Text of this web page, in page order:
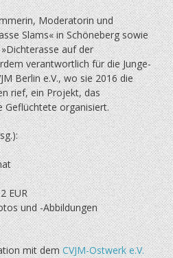
Moderatorin und
Slams« in Schöneberg sowie
auf der
verantwortlich für die Junge-
Berlin e.V., wo sie 2016 die
rief, ein Projekt, das
Geflüchtete organisiert.
EUR
und -Abbildungen
mit demCVJM-Ostwerk e.V.